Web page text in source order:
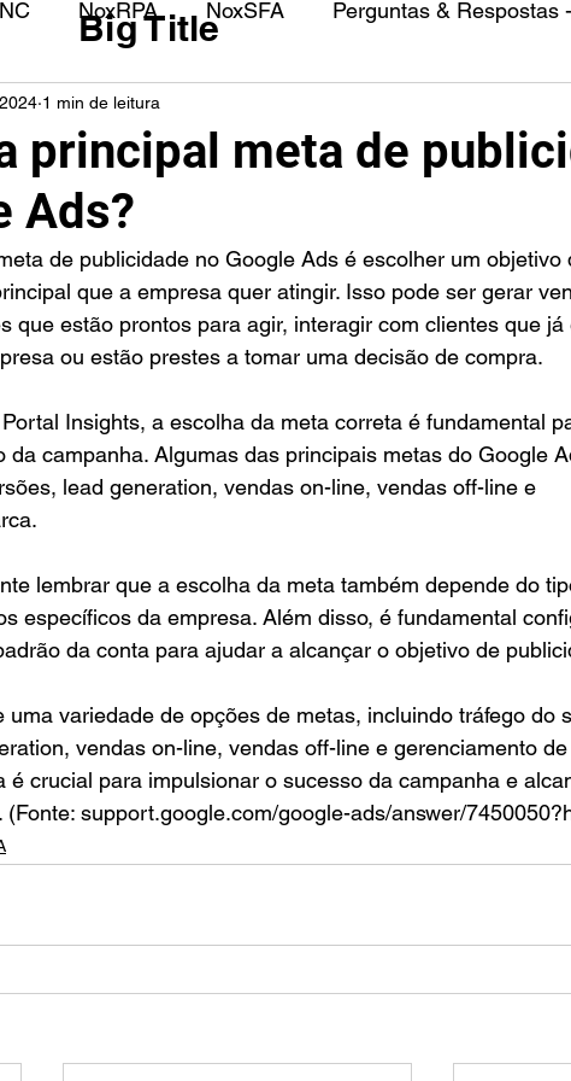
NoxRPA NoxSFA Perguntas & Respostas
principal meta de
Ads?
1 min de leitura
que a empresa quer atingir. Isso pode ser gerar
que estão prontos para agir, interagir com clientes que já
ou estão prestes a tomar uma decisão de compra.
Insights, a escolha da meta correta é fundamental
da campanha. Algumas das principais metas do Google
lead generation, vendas on-line, vendas off-line e
lembrar que a escolha da meta também depende do
específicos da empresa. Além disso, é fundamental
da conta para ajudar a alcançar o objetivo de
uma variedade de opções de metas, incluindo tráfego do
vendas on-line, vendas off-line e gerenciamento
é crucial para impulsionar o sucesso da campanha e
support.google.com/google-ads/answer/
Big Title